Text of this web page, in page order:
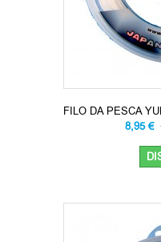
FILO DA PESCA
8,95 €